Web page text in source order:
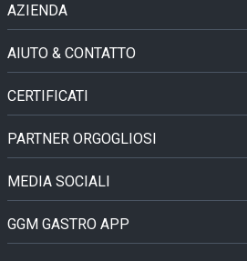
AZIENDA
AIUTO & CONTATTO
CERTIFICATI
PARTNER ORGOGLIOSI
MEDIA SOCIALI
GGM GASTRO APP